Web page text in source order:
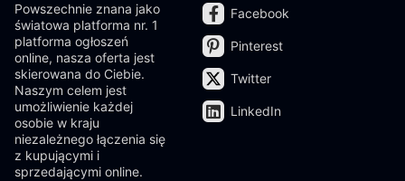
Powszechnie znana jako
światowa platforma nr. 1
platforma ogłoszeń
online, nasza oferta jest
skierowana do Ciebie.
Naszym celem jest
umożliwienie każdej
osobie w kraju
niezależnego łączenia się
z kupującymi i
sprzedającymi online.
Facebook
Pinterest
Twitter
LinkedIn